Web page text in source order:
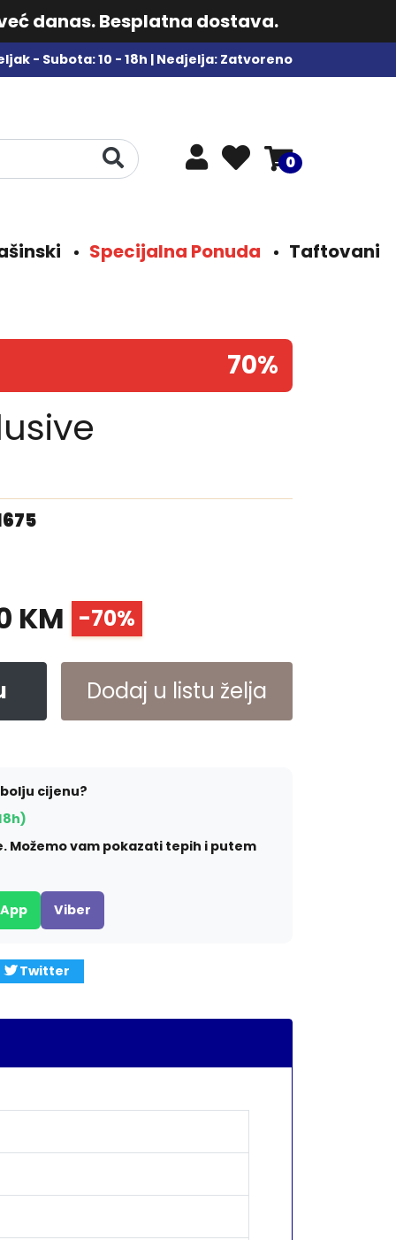
danas. Besplatna dostava.
- Subota: 10 - 18h | Nedjelja: Zatvoreno
0
Specijalna Ponuda Taftovani
70%
KM -70%
Dodaj u listu želja
cijenu?
Možemo vam pokazati tepih i putem
Viber
Twitter